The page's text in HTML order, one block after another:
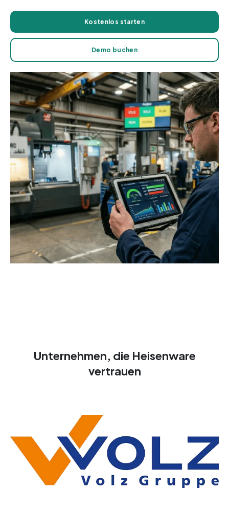
Kostenlos starten
Demo buchen
Unternehmen, die Heisenware
vertrauen